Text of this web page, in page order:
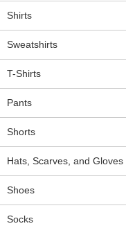
Shirts
Sweatshirts
T-Shirts
Pants
Shorts
Hats, Scarves, and Gloves
Shoes
Socks